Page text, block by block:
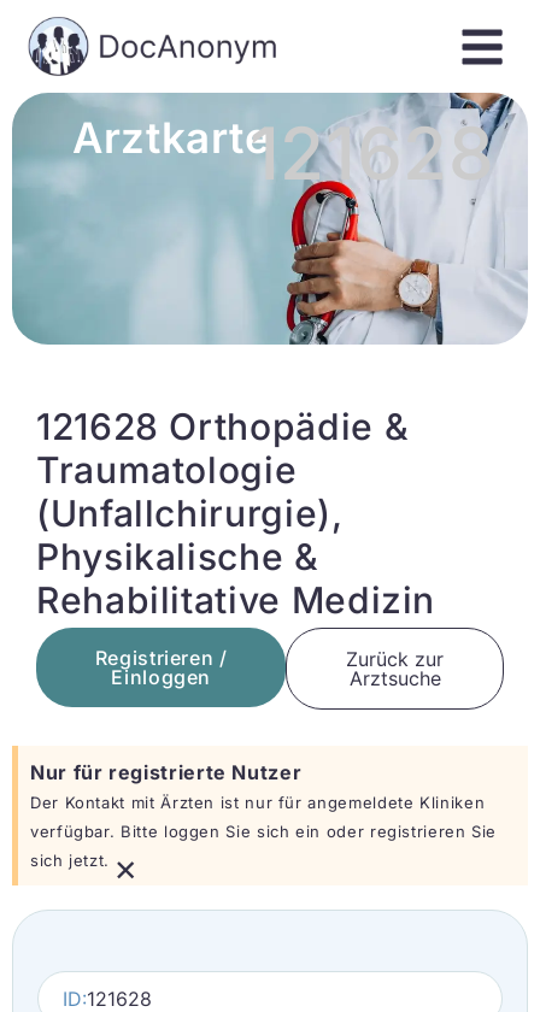
Arztkarte121628
121628 Orthopädie &
Traumatologie
(Unfallchirurgie),
Physikalische &
Rehabilitative Medizin
Registrieren /
Einloggen
Zurück zur
Arztsuche
Nur für registrierte Nutzer
Der Kontakt mit Ärzten ist nur für angemeldete Kliniken
verfügbar. Bitte loggen Sie sich ein oder registrieren Sie
sich jetzt. ×
ID:121628